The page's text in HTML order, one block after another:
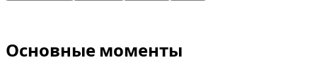
Основные моменты